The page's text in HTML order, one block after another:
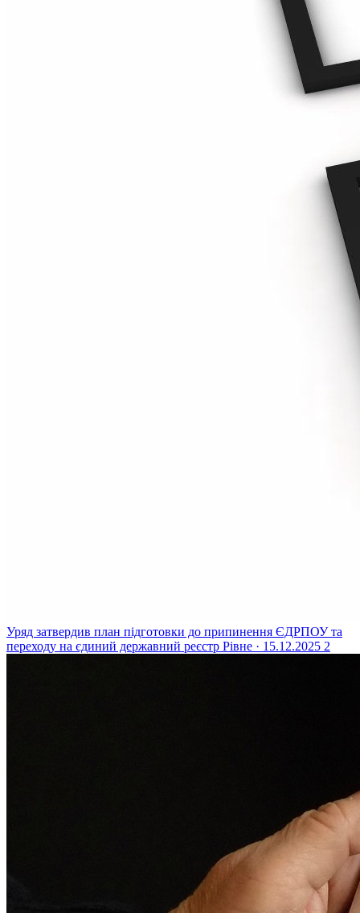
Уряд затвердив план підготовки до припинення ЄДРПОУ та
переходу на єдиний державний реєстр Рівне · 15.12.2025 2